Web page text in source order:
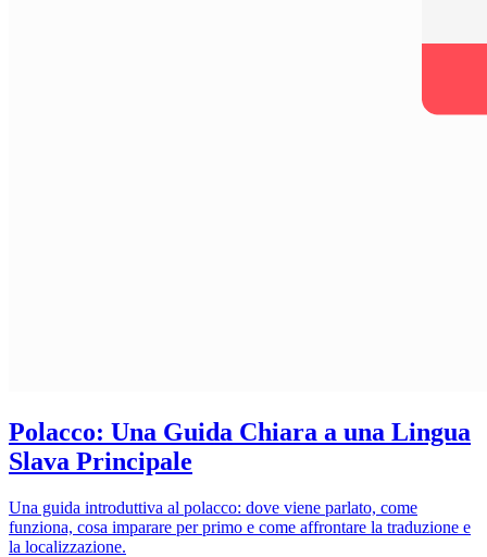
Polacco: Una Guida Chiara a una Lingua
Slava Principale
Una guida introduttiva al polacco: dove viene parlato, come
funziona, cosa imparare per primo e come affrontare la traduzione e
la localizzazione.